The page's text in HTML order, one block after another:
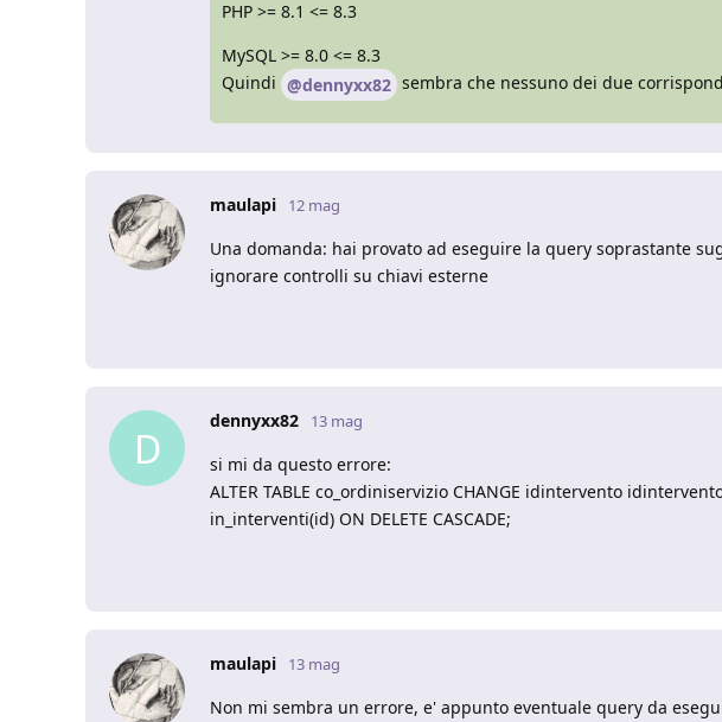
PHP >= 8.1 <= 8.3
MySQL >= 8.0 <= 8.3
Quindi @dennyxx82 sembra che nessuno dei due
maulapi 12 mag
Una domanda: hai provato ad eseguire la query soprastante
ignorare controlli su chiavi esterne
D
dennyxx82 13 mag
si mi da questo errore:
ALTER TABLE co_ordiniservizio CHANGE idintervento
in_interventi(id) ON DELETE CASCADE;
maulapi 13 mag
Non mi sembra un errore, e' appunto eventuale query da